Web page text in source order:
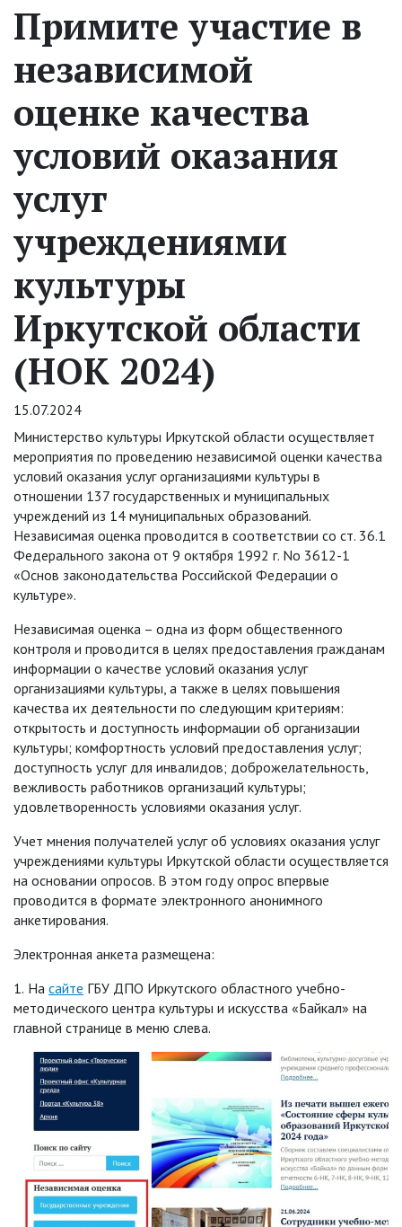
Примите участие в
независимой
оценке качества
условий оказания
услуг
учреждениями
культуры
Иркутской области
(НОК 2024)
15.07.2024
Министерство культуры Иркутской области осуществляет
мероприятия по проведению независимой оценки качества
условий оказания услуг организациями культуры в
отношении 137 государственных и муниципальных
учреждений из 14 муниципальных образований.
Независимая оценка проводится в соответствии со ст. 36.1
Федерального закона от 9 октября 1992 г. No 3612-1
«Основ законодательства Российской Федерации о
культуре».
Независимая оценка – одна из форм общественного
контроля и проводится в целях предоставления гражданам
информации о качестве условий оказания услуг
организациями культуры, а также в целях повышения
качества их деятельности по следующим критериям:
открытость и доступность информации об организации
культуры; комфортность условий предоставления услуг;
доступность услуг для инвалидов; доброжелательность,
вежливость работников организаций культуры;
удовлетворенность условиями оказания услуг.
Учет мнения получателей услуг об условиях оказания услуг
учреждениями культуры Иркутской области осуществляется
на основании опросов. В этом году опрос впервые
проводится в формате электронного анонимного
анкетирования.
Электронная анкета размещена:
1. На сайте ГБУ ДПО Иркутского областного учебно-
методического центра культуры и искусства «Байкал» на
главной странице в меню слева.